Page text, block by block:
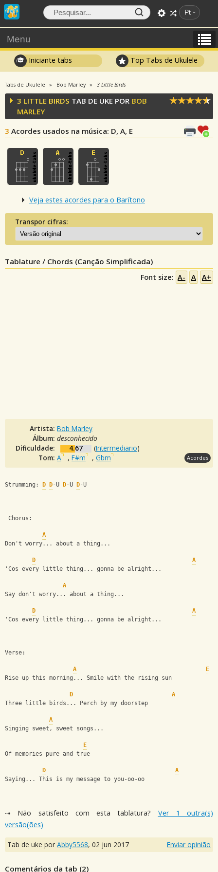
Pt
Menu
Iniciante tabs Top Tabs de Ukulele
Tabs de Ukulele Bob Marley 3 Little Birds
3 LITTLE BIRDS TAB DE UKE POR BOB
MARLEY
3 Acordes usados na música: D, A, E
Veja estes acordes para o Barítono
Transpor cifras:
Tablature / Chords (Canção Simplificada)
Font size: A- A A+
Artista: Bob Marley
Álbum: desconhecido
Dificuldade:
4.67 (Intermediario)
Tom: A , F#m , Gbm Acordes
Strumming: D D-U D-U D-U
Chorus:
A
Don't worry... about a thing...
D
A
'Cos every little thing... gonna be alright...
A
Say don't worry... about a thing...
D
A
'Cos every little thing... gonna be alright...
Verse:
A
E
Rise up this morning... Smile with the rising sun
D
A
Three little birds... Perch by my doorstep
A
Singing sweet, sweet songs...
E
Of memories pure and true
D
A
Saying... This is my message to you-oo-oo
⇢ Não satisfeito com esta tablatura? Ver 1 outra(s)
versão(ões)
Tab de uke por Abby5568, 02 jun 2017 Enviar opinião
Comentários da tab (2)